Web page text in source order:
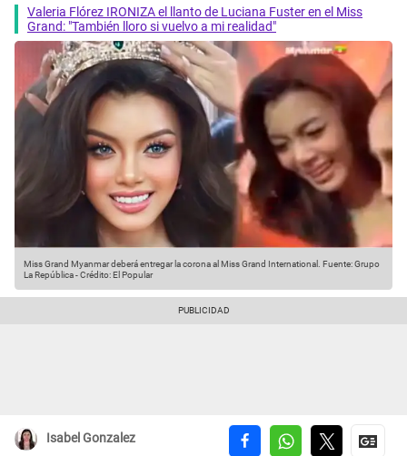
Valeria Flórez IRONIZA el llanto de Luciana Fuster en el Miss
Grand: "También lloro si vuelvo a mi realidad"
Miss Grand Myanmar deberá entregar la corona al Miss Grand International. Fuente: Grupo
La República-Crédito: El Popular
Isabel Gonzalez